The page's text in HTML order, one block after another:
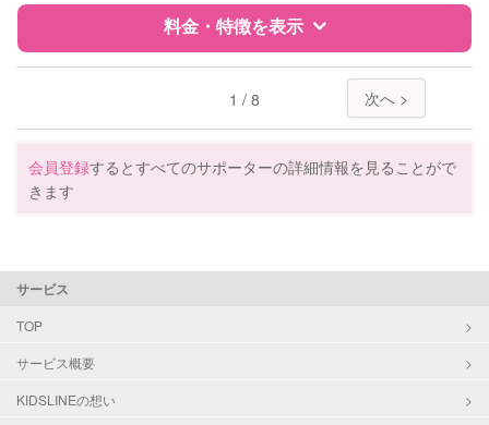
なし
お子様の撮影
（定期特典）
対応不可
料金・特徴を表示
サポートの特徴
資格
病児対応
1 / 8 次へ >
会員登録するとすべてのサポーターの詳細情報を見ることがで
きます
サービス
TOP
サービス概要
KIDSLINEの想い